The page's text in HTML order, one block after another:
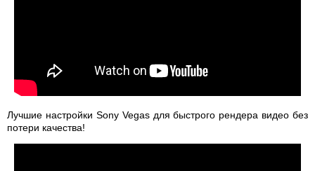
Лучшие настройки Sony Vegas для быстрого рендера видео без
потери качества!